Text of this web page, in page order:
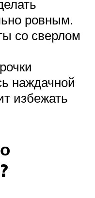
ровным.
со сверлом
наждачной
избежать